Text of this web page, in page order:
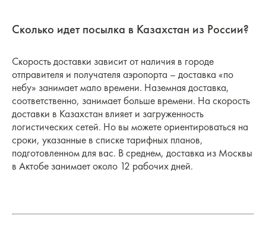
Сколько идет посылка в Казахстан из России?
Скорость доставки зависит от наличия в городе
отправителя и получателя аэропорта – доставка «по
небу» занимает мало времени. Наземная доставка,
соответственно, занимает больше времени. На скорость
доставки в Казахстан влияет и загруженность
логистических сетей. Но вы можете ориентироваться на
сроки, указанные в списке тарифных планов,
подготовленном для вас. В среднем, доставка из Москвы
в Актобе занимает около 12 рабочих дней.